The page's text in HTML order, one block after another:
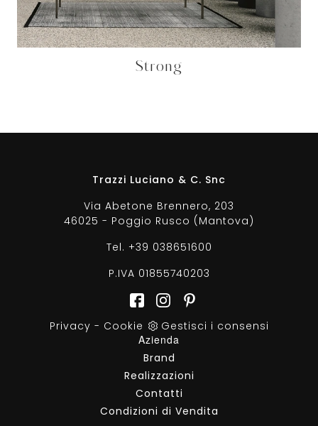
Strong
Trazzi Luciano & C. Snc
Via Abetone Brennero, 203
46025 - Poggio Rusco (Mantova)
Tel. +39 038651600
P.IVA 01855740203
Privacy - Cookie
Gestisci i consensi
Azienda
Brand
Realizzazioni
Contatti
Condizioni di Vendita